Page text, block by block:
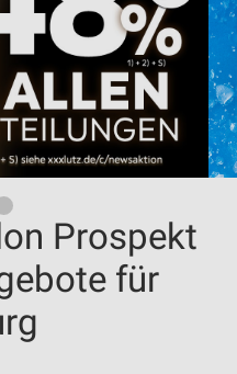
Prospekt
für